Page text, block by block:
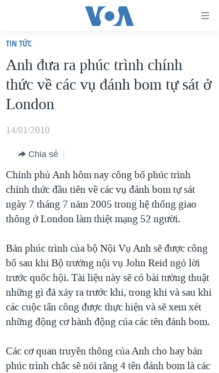
truy
cập
Tới
nội
chính
hướng
chính
Đi
tới
VIỆT NAM
HOA KỲ
BIỂN ĐÔNG
THẾ GIỚI
DIỄN ĐÀN
MỤC
TỰ DO BÁO CHÍ
VẠCH TRẦN TIN GIẢ
ĐỜI SỐNG
KINH TẾ
KHOA HỌC
SỨC KHOẺ
VĂN HOÁ
GIÁO DỤC
CHUYÊN ĐỀ
CHIẾN TRANH THƯƠNG MẠI CỦA MỸ: QUÁ KHỨ VÀ HIỆN
TẠI
GIẢI MÃ VÀNH ĐAI & CON ĐƯỜNG
NGÀY TỊ NẠN THẾ GIỚI
TRỊNH VĨNH BÌNH - NGƯỜI HẠ 'BÊN THẮNG CUỘC'
GROUND ZERO – XƯA VÀ NAY
CHI PHÍ CHIẾN TRANH AFGHANISTAN
CÁC GIÁ TRỊ CỘNG HÒA Ở VIỆT NAM
HỌC TIẾNG ANH
NGHE
MẠNG XÃ HỘI
Ngôn ngữ khác
TIN TỨC
Anh đưa ra phúc trình chính
thức về các vụ đánh bom tự sát ở
London
14/01/2010
Chia sẻ
Chính phủ Anh hôm nay công bố phúc trình
chính thức đầu tiên về các vụ đánh bom tự sát
ngày 7 tháng 7 năm 2005 trong hệ thống giao
thông ở London làm thiệt mạng 52 người.
Bản phúc trình của bộ Nội Vụ Anh sẽ được công
bố sau khi Bộ trưởng nội vụ John Reid ngỏ lời
trước quốc hội. Tài liệu này sẽ có bài tường thuật
những gì đã xảy ra trước khi, trong khi và sau khi
các cuộc tấn công được thực hiện và sẽ xem xét
những động cơ hành động của các tên đánh bom.
Các cơ quan truyền thông của Anh cho hay bản
phúc trình chắc sẽ nói rằng 4 tên đánh bom là các